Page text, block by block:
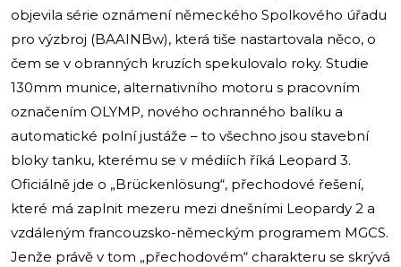
objevila série oznámení německého Spolkového úřadu
pro výzbroj (BAAINBw), která tiše nastartovala něco, o
čem se v obranných kruzích spekulovalo roky. Studie
130mm munice, alternativního motoru s pracovním
označením OLYMP, nového ochranného balíku a
automatické polní justáže – to všechno jsou stavební
bloky tanku, kterému se v médiích říká Leopard 3.
Oficiálně jde o „Brückenlösung“, přechodové řešení,
které má zaplnit mezeru mezi dnešními Leopardy 2 a
vzdáleným francouzsko-německým programem MGCS.
Jenže právě v tom „přechodovém“ charakteru se skrývá